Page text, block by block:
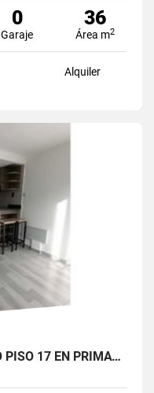
0
Garaje
36
Área m2
Alquiler
SE ARRIENDA APARTAMENTO PISO 17 EN PRIMAVERA 6-39 PUENTE ARANDA